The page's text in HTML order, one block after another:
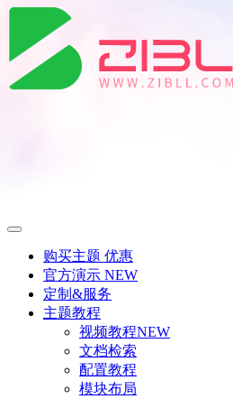
购买主题 优惠
官方演示 NEW
定制&服务
主题教程
视频教程NEW
文档检索
配置教程
模块布局